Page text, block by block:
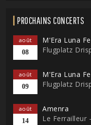
PROCHAINS CONCERTS
août
08
M'Era Luna
Flugplatz
août
09
M'Era Luna
Flugplatz
août
14
Amenra
Le Ferrailleur